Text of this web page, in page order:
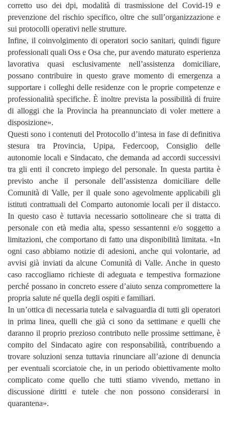
corretto uso dei dpi, modalità di trasmissione del Covid-19 e
prevenzione del rischio specifico, oltre che sull’organizzazione e
sui protocolli operativi nelle strutture.
Infine, il coinvolgimento di operatori socio sanitari, quindi figure
professionali quali Oss e Osa che, pur avendo maturato esperienza
lavorativa quasi esclusivamente nell’assistenza domiciliare,
possano contribuire in questo grave momento di emergenza a
supportare i colleghi delle residenze con le proprie competenze e
professionalità specifiche. È inoltre prevista la possibilità di fruire
di alloggi che la Provincia ha preannunciato di voler mettere a
disposizione».
Questi sono i contenuti del Protocollo d’intesa in fase di definitiva
stesura tra Provincia, Upipa, Federcoop, Consiglio delle
autonomie locali e Sindacato, che demanda ad accordi successivi
tra gli enti il concreto impiego del personale. In questa partita è
previsto anche il personale dell’assistenza domiciliare delle
Comunità di Valle, per il quale sono agevolmente applicabili gli
istituti contrattuali del Comparto autonomie locali per il distacco.
In questo caso è tuttavia necessario sottolineare che si tratta di
personale con età media alta, spesso sessantenni e/o soggetto a
limitazioni, che comportano di fatto una disponibilità limitata. «In
ogni caso abbiamo notizie di adesioni, anche qui volontarie, ad
avvisi già inviati da alcune Comunità di Valle. Anche in questo
caso raccogliamo richieste di adeguata e tempestiva formazione
perché possano in concreto essere d’aiuto senza compromettere la
propria salute né quella degli ospiti e familiari.
In un’ottica di necessaria tutela e salvaguardia di tutti gli operatori
in prima linea, quelli che già ci sono da settimane e quelli che
daranno il proprio prezioso contributo nelle prossime settimane, è
compito del Sindacato agire con responsabilità, contribuendo a
trovare soluzioni senza tuttavia rinunciare all’azione di denuncia
per eventuali scorciatoie che, in un periodo obiettivamente molto
complicato come quello che tutti stiamo vivendo, mettano in
discussione diritti e tutele che non possono considerarsi in
quarantena».